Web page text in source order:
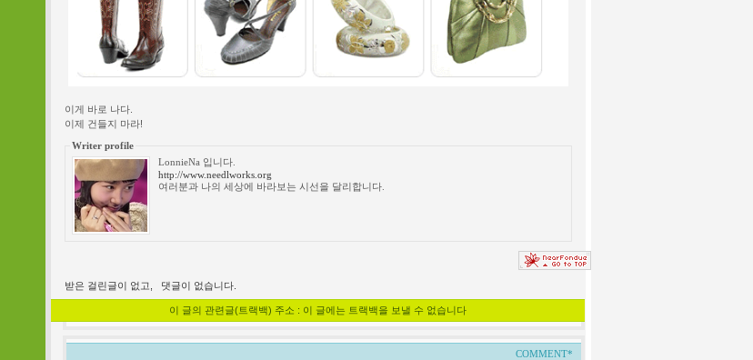
이게 바로 나다.
이제 건들지 마라!
Writer profile
LonnieNa 입니다.
http://www.needlworks.org
여러분과 나의 세상에 바라보는 시선을 달리합니다.
받은 걸린글이 없고, 댓글이 없습니다.
이 글의 관련글(트랙백) 주소 : 이 글에는 트랙백을 보낼 수 없습니다
COMMENT*